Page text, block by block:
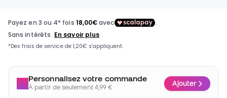
Personnalisez votre commande
À partir de seulement 4,99 € Ajouter